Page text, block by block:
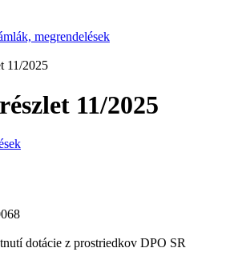
megrendelések
11/2025
11/2025
dotácie z prostriedkov DPO SR